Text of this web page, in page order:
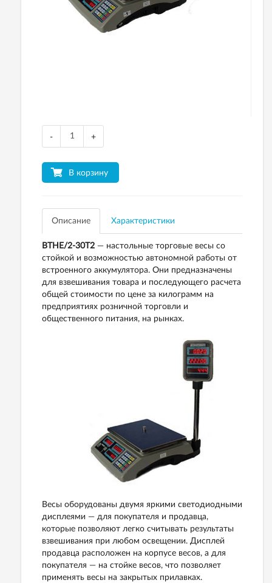
- +
В корзину
Описание Характеристики
ВТНЕ/2-30Т2 — настольные торговые весы со
стойкой и возможностью автономной работы от
встроенного аккумулятора. Они предназначены
для взвешивания товара и последующего расчета
общей стоимости по цене за килограмм на
предприятиях розничной торговли и
общественного питания, на рынках.
Весы оборудованы двумя яркими светодиодными
дисплеями — для покупателя и продавца,
которые позволяют легко считывать результаты
взвешивания при любом освещении. Дисплей
продавца расположен на корпусе весов, а для
покупателя — на стойке весов, что позволяет
применять весы на закрытых прилавках.